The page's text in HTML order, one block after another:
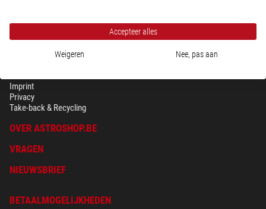
Imprint
Privacy
Take-back & Recycling
OVER ASTROSHOP.BE
VRAGEN
NIEUWSBRIEF
BETAALMOGELIJKHEDEN
Accepteer alles
Weigeren Nee, pas aan